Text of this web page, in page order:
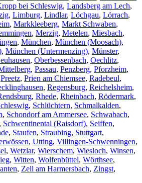
bei Schleswig, Landsberg am Lech,
, Limburg, Lindlar, Löchgau, Lörrach,
, Markkleeberg, Markt Schwaben,
, Merzig, Metelen, Miesbach,
, München, München (Moosach),
, München (Untermenzing), Münster,
, Oberbessenbach, Oechlitz,
, Passau, Penzberg, Pforzheim,
Preetz, Prien am Chiemsee, Radebeul,
, Regensburg, Reichelsheim,
, Rhede, Rheinbach, Rödermark,
, Schlüchtern, Schmalkalden,
, Schondorf am Ammersee, Schwabach,
, Schwentinental (Raisdorf), Seiffen,
, Staufen, Straubing, Stuttgart,
, Utting, Villingen-Schwenningen,
, Wetzlar, Wierschem, Wiesloch, Winsen,
, Witten, Wolfenbüttel, Wörthsee,
, Zell am Harmersbach, Zingst,